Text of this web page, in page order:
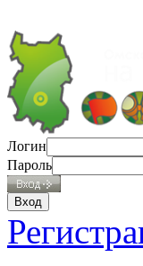
Логин
Пароль